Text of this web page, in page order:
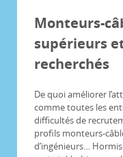
Monteurs-
supérieurs
recherchés
De quoi améliorer
comme toutes les
difficultés de
profils monteurs-
d’ingénieurs…